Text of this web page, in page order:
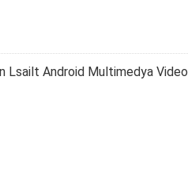
Lsailt Android Multimedya Video